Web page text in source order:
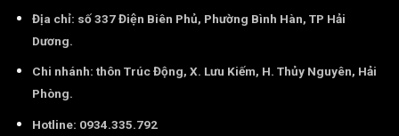
Địa chỉ: số 337 Điện Biên Phủ, Phường Bình Hàn, TP Hải
Dương.
Chi nhánh: thôn Trúc Động, X. Lưu Kiếm, H. Thủy Nguyên, Hải
Phòng.
Hotline: 0934.335.792